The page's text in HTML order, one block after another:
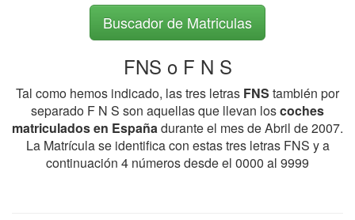
Buscador de Matriculas
FNS o F N S
Tal como hemos indicado, las tres letras FNS también por
separado F N S son aquellas que llevan loscoches
matriculados en Españadurante el mes de Abril de 2007.
La Matrícula se identifica con estas tres letras FNS y a
continuación 4 números desde el 0000 al 9999